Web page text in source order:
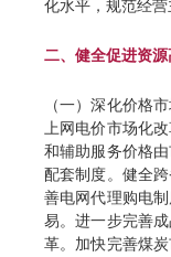
化水平，规范经营
二、健全促进资
（一）深化价格
上网电价市场化
和辅助服务价格
配套制度。健全
善电网代理购电
易。进一步完善
革。加快完善煤